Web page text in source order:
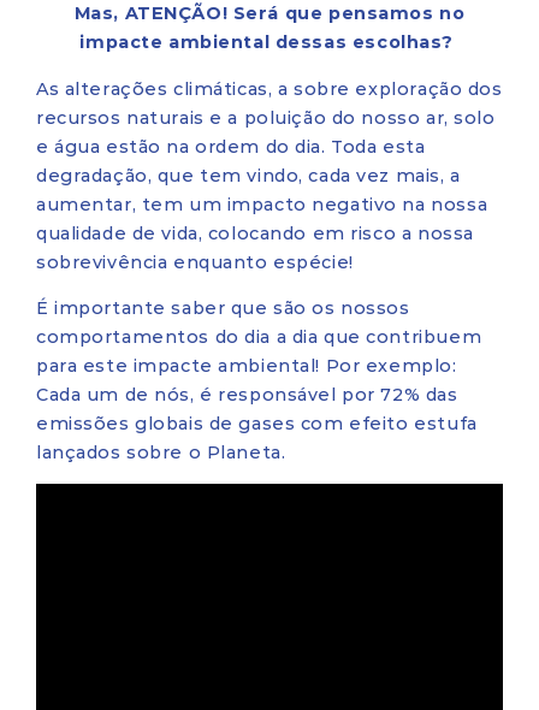
Mas, ATENÇÃO! Será que pensamos no
impacte ambiental dessas escolhas?
As alterações climáticas, a sobre exploração dos
recursos naturais e a poluição do nosso ar, solo
e água estão na ordem do dia. Toda esta
degradação, que tem vindo, cada vez mais, a
aumentar, tem um impacto negativo na nossa
qualidade de vida, colocando em risco a nossa
sobrevivência enquanto espécie!
É importante saber que são os nossos
comportamentos do dia a dia que contribuem
para este impacte ambiental! Por exemplo:
Cada um de nós, é responsável por 72% das
emissões globais de gases com efeito estufa
lançados sobre o Planeta.